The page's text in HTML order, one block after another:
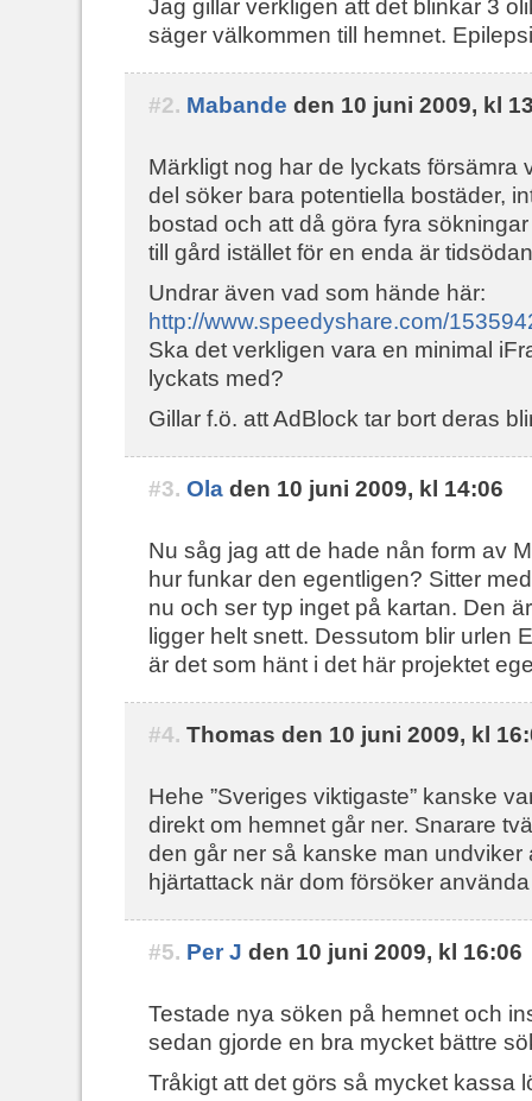
Jag gillar verkligen att det blinkar 3
säger välkommen till hemnet.
#2. Mabande den 10 juni 2009, kl
Märkligt nog har de lyckats försämra
del söker bara potentiella bostäder,
bostad och att då göra fyra
till gård istället för en enda är
Undrar även vad som hände här:
http://www.speedyshare.com/
Ska det verkligen vara en minimal
lyckats med?
Gillar f.ö. att AdBlock tar bort deras
#3. Ola den 10 juni 2009, kl 14:06
Nu såg jag att de hade nån form av
hur funkar den egentligen? Sitter
nu och ser typ inget på kartan. Den
ligger helt snett. Dessutom blir urlen
är det som hänt i det här projektet
#4. Thomas den 10 juni 2009, kl
Hehe ”Sveriges viktigaste” kanske
direkt om hemnet går ner. Snarare
den går ner så kanske man undviker
hjärtattack när dom försöker
#5. Per J den 10 juni 2009, kl 16:06
Testade nya söken på hemnet och
sedan gjorde en bra mycket bättre
Tråkigt att det görs så mycket kassa